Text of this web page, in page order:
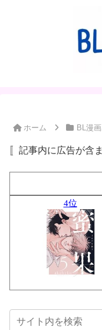
ホーム BL漫
〚記事内に広告が含